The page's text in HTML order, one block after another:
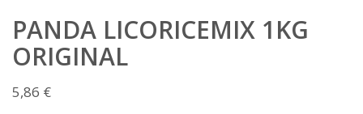
PANDA LICORICEMIX 1KG
ORIGINAL
5,86 €